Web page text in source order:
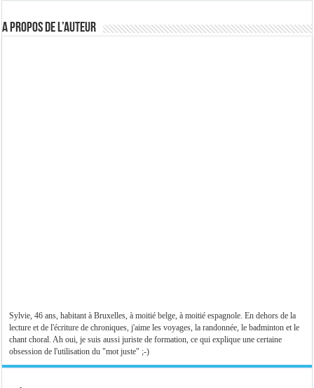
A propos de l’auteur
Sylvie, 46 ans, habitant à Bruxelles, à moitié belge, à moitié espagnole. En dehors de la
lecture et de l'écriture de chroniques, j'aime les voyages, la randonnée, le badminton et le
chant choral. Ah oui, je suis aussi juriste de formation, ce qui explique une certaine
obsession de l'utilisation du "mot juste" ;-)